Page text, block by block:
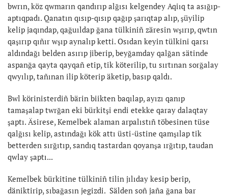
bwrın, köz qwmarın qandırıp alğısı kelgendey Aqiıq ta asığıp-
aptıqpadı. Qanatın qısıp-qısıp qağıp şarıqtap alıp, şüyilip
kelip jaqındap, qağuıldap ğana tülkiniñ zäresin wşırıp, qwtın
qaşırıp qıñır wşıp aynalıp ketti. Osıdan keyin tülkini qarsı
aldındağı belden asırıp jiberip, beyğamday qalğan sätinde
aspanğa qayta qayqañ etip, tik köterilip, tu sırtınan sorğalay
qwyılıp, tañınan ilip köterip äketip, basıp qaldı.
Bwl körinisterdiñ bärin biikten baqılap, ayızı qanıp
tamaşalap twrğan eki bürkitşi endi etekke qaray dalaqtay
şaptı. Äsirese, Kemelbek alaman arpalıstıñ töbesinen tüse
qalğısı kelip, astındağı kök attı üsti-üstine qamşılap tik
betterden sırğıtıp, sandıq tastardan qoyanşa ırğıtıp, taudan
qwlay şaptı...
Kemelbek bürkitine tülkiniñ tilin jılıday kesip berip,
däniktirip, sıbağasın jegizdi. Sälden soñ jaña ğana bar